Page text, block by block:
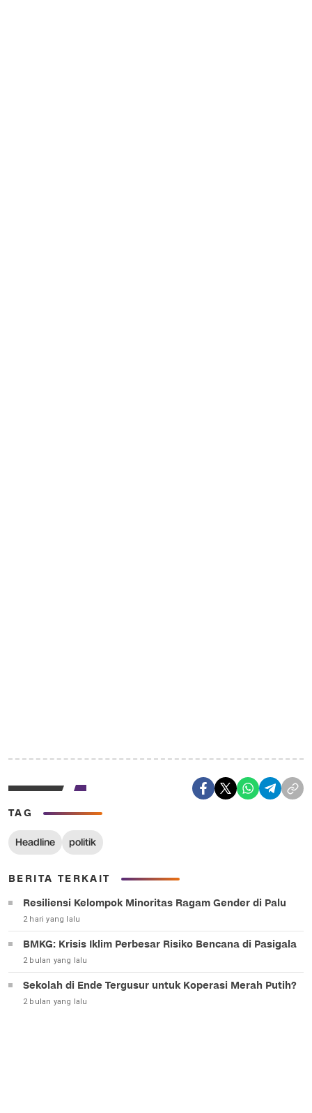
TAG
Headline politik
BERITA TERKAIT
Resiliensi Kelompok Minoritas Ragam Gender di Palu
2 hari yang lalu
BMKG: Krisis Iklim Perbesar Risiko Bencana di Pasigala
2 bulan yang lalu
Sekolah di Ende Tergusur untuk Koperasi Merah Putih?
2 bulan yang lalu